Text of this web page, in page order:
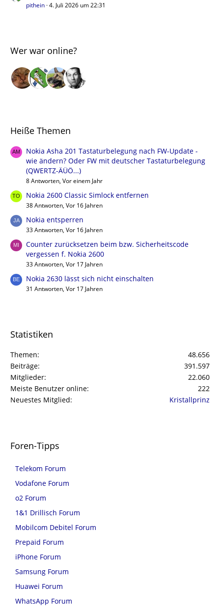
pithein 4. Juli 2026 um 22:31
Wer war online?
Heiße Themen
Nokia Asha 201 Tastaturbelegung nach FW-Update -
wie ändern? Oder FW mit deutscher Tastaturbelegung
(QWERTZ-ÄÜÖ...)
8 Antworten, Vor einem Jahr
Nokia 2600 Classic Simlock entfernen
38 Antworten, Vor 16 Jahren
Nokia entsperren
33 Antworten, Vor 16 Jahren
Counter zurücksetzen beim bzw. Sicherheitscode
vergessen f. Nokia 2600
33 Antworten, Vor 17 Jahren
Nokia 2630 lässt sich nicht einschalten
31 Antworten, Vor 17 Jahren
Statistiken
Themen
48.656
Beiträge
391.597
Mitglieder
22.060
Meiste Benutzer online
222
Neuestes Mitglied
Kristallprinz
Foren-Tipps
Telekom Forum
Vodafone Forum
o2 Forum
1&1 Drillisch Forum
Mobilcom Debitel Forum
Prepaid Forum
iPhone Forum
Samsung Forum
Huawei Forum
WhatsApp Forum